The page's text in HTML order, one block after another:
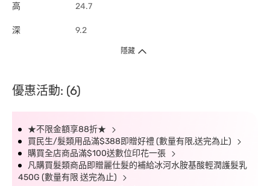
高 24.7
深 9.2
隱藏
優惠活動: (6)
★不限金額享88折★
買民生/髮類用品滿$388即贈好禮 (數量有限,送完為止)
購買全店商品滿$100送數位印花一張
凡購買髮類商品即贈麗仕髮的補給冰河水胺基酸輕潤護髮乳
450G (數量有限 送完為止)